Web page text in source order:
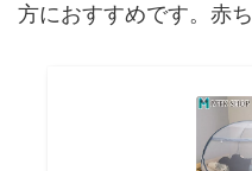
方におすすめです。赤